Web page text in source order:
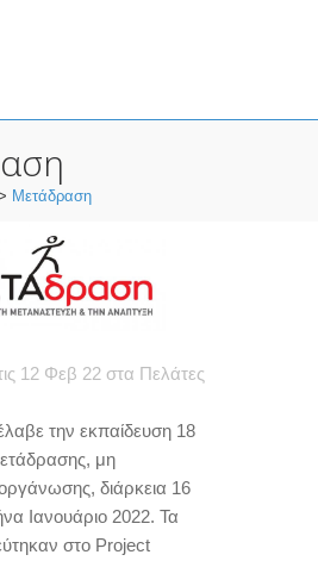
Μετάδραση
12 Φεβ 22 στα Πελάτες
την εκπαίδευση 18
μη
διάρκεια 16
Ιανουάριο 2022. Τα
στο Project